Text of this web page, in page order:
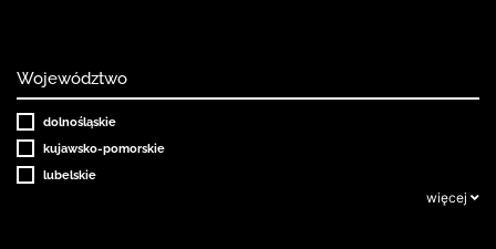
Województwo
dolnośląskie
kujawsko-pomorskie
lubelskie
więcej